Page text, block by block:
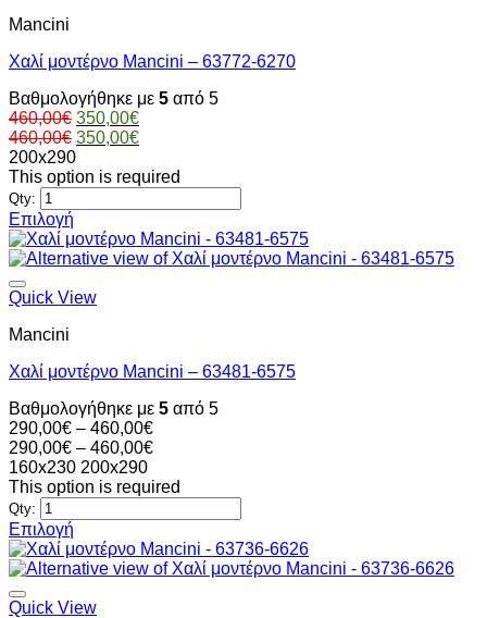
πολλαπλές
Οι
μπορούν
να
επιλεγούν
στη
σελίδα
του
προϊόντος
Mancini
Χαλί μοντέρνο Mancini – 63772-6270
Βαθμολογήθηκε με 5 από 5
460,00€ Original
price
was:
460,00€.
350,00€Η
τρέχουσα
είναι:
460,00€ Original
price
was:
350,00€Η
τιμή
350,00€.
200x290
This option is required
Qty:
Επιλογή
Αυτό
το
προϊόν
έχει
παραλλαγές.
επιλογές
να
επιλεγούν
στη
σελίδα
του
προϊόντος
Quick View
Mancini
Χαλί μοντέρνο Mancini – 63481-6575
Βαθμολογήθηκε με 5 από 5
290,00€ – 460,00€Price
range:
through
290,00€ – 460,00€Price
290,00€
460,00€
160x230 200x290
This option is required
Qty:
Επιλογή
Αυτό
το
προϊόν
έχει
Quick View